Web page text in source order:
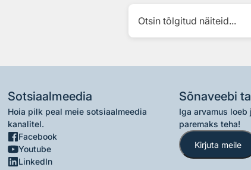
Otsin tõlgitud näiteid...
Sotsiaalmeedia
Hoia pilk peal meie sotsiaalmeedia
kanalitel.
Facebook
Youtube
LinkedIn
Sõnaveebi
Iga arvamus loeb
paremaks teha!
Kirjuta meile